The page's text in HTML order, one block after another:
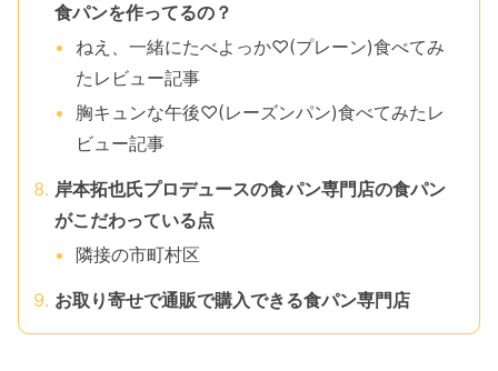
食パンを作ってるの？
ねえ、一緒にたべよっか♡(プレーン)食べてみ
たレビュー記事
胸キュンな午後♡(レーズンパン)食べてみたレ
ビュー記事
岸本拓也氏プロデュースの食パン専門店の食パン
がこだわっている点
隣接の市町村区
お取り寄せで通販で購入できる食パン専門店